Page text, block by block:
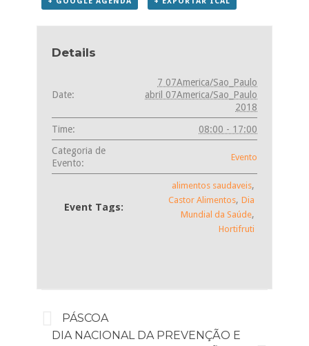
Details
Date:
7 07America/Sao_Paulo
abril 07America/Sao_Paulo
2018
Time:
08:00 - 17:00
Categoria de
Evento:
Evento
Event Tags:
alimentos saudaveis,
Castor Alimentos,Dia
Mundial da Saúde,
Hortifruti
PÁSCOA
DIA NACIONAL DA PREVENÇÃO E